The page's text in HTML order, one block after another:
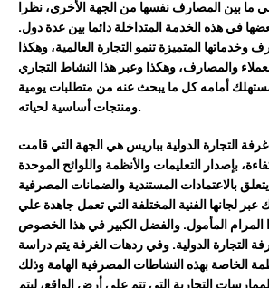
مابينالمصارف نفسها منالجهةالأخرى، نظرا
في هذه الخدمة المتداخلةدائمابين عدة دول.
وخدماتهاالمتميزةتنموالتجارةالعالمية،وهكذا
والمصارف،وهكذاوعبر هذاالنشاطالتجاري
أمامهكل مايبحثعنه من متطلباتيومية
ومنتجاتأساسيةلحياته
.
غرفةالتجارةالدوليةبباريسهيالجهةالتيقامت
بإصدار التعليماتوالأنظمةواللوائحالموحدة
يتعلقبالاعتماداتالمستنديةوالضماناتالمصرفية
عبر لجانهاالفنيةالمختلفةالتيتعملجاهدةعلي
المرامالمأمول.والفضل الكبير في هذا الخصوص
التجارة الدولية.وفيردهاتالغرفةيتمدراسة
الخاصةبهذهالنشاطاتالمصرفيةالهامةوذلك
التجاريةالتيتتمعليأرضالواقع،ليتم